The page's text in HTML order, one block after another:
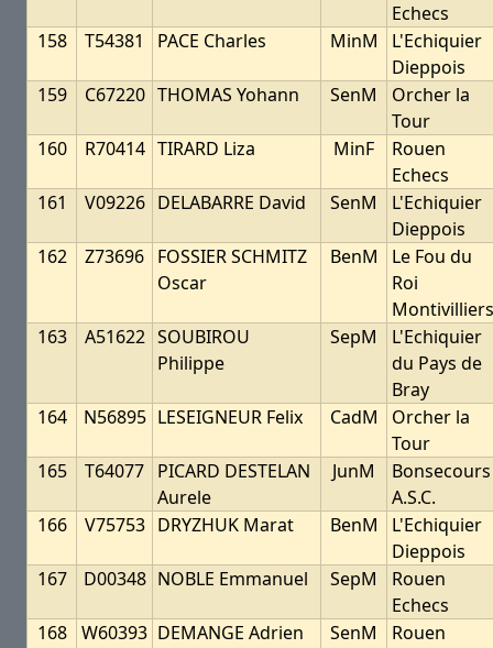
Echecs
158
T54381 PACE Charles MinM
L'Echiquier
Dieppois
159
C67220 THOMAS Yohann SenM
Orcher la
Tour
160
R70414 TIRARD Liza MinF
Rouen
Echecs
161
V09226 DELABARRE David SenM
L'Echiquier
Dieppois
162
Z73696 FOSSIER SCHMITZ
Oscar
BenM
Le Fou du
Roi
Montivilliers
163
A51622 SOUBIROU
Philippe
SepM
L'Echiquier
du Pays de
Bray
164
N56895 LESEIGNEUR Felix CadM
Orcher la
Tour
165
T64077 PICARD DESTELAN
Aurele
JunM
Bonsecours
A.S.C.
166
V75753 DRYZHUK Marat BenM
L'Echiquier
Dieppois
167
D00348 NOBLE Emmanuel SepM
Rouen
Echecs
168 W60393 DEMANGE Adrien SenM
Rouen